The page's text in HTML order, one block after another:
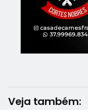
Veja também: